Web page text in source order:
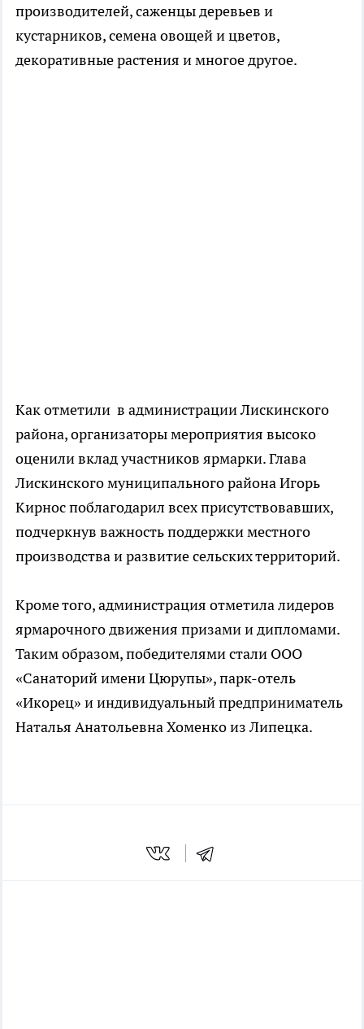
производителей, саженцы деревьев и
кустарников, семена овощей и цветов,
декоративные растения и многое другое.
Как отметили в администрации Лискинского
района, организаторы мероприятия высоко
оценили вклад участников ярмарки. Глава
Лискинского муниципального района Игорь
Кирнос поблагодарил всех присутствовавших,
подчеркнув важность поддержки местного
производства и развитие сельских территорий.
Кроме того, администрация отметила лидеров
ярмарочного движения призами и дипломами.
Таким образом, победителями стали ООО
«Санаторий имени Цюрупы», парк-отель
«Икорец» и индивидуальный предприниматель
Наталья Анатольевна Хоменко из Липецка.